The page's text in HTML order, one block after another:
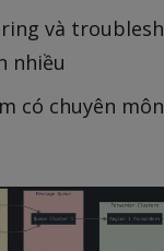
và
nhiều
có chuyên